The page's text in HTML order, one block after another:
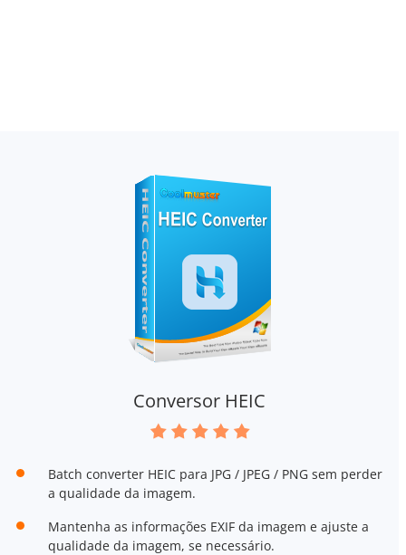
Conversor HEIC
Batch converter HEIC para JPG / JPEG / PNG sem perder
a qualidade da imagem.
Mantenha as informações EXIF da imagem e ajuste a
qualidade da imagem, se necessário.